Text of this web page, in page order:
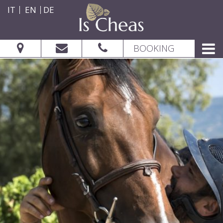
IT EN DE
BOOKING
VERIFICA DISPONIBILITÀ
Vom: